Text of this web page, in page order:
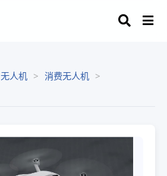
无人机
消费无人机